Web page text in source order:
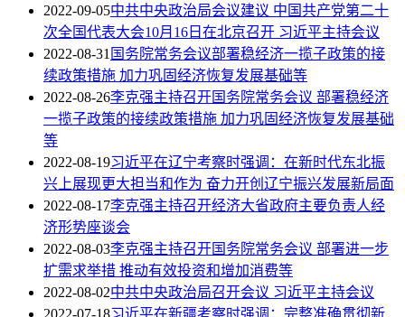
2022-09-05中共中央政治局会议建议 中国共产党第二十
次全国代表大会10月16日在北京召开 习近平主持会议
2022-08-31 国务院常务会议部署稳经济一揽子政策的接
续政策措施 加力巩固经济恢复发展基础等
2022-08-26李克强主持召开国务院常务会议 部署稳经济
一揽子政策的接续政策措施 加力巩固经济恢复发展基础
等
2022-08-19习近平在辽宁考察时强调：在新时代东北振
兴上展现更大担当和作为 奋力开创辽宁振兴发展新局面
2022-08-17李克强主持召开经济大省政府主要负责人经
济形势座谈会
2022-08-03李克强主持召开国务院常务会议 部署进一步
扩需求举措 推动有效投资和增加消费等
2022-08-02中共中央政治局召开会议 习近平主持会议